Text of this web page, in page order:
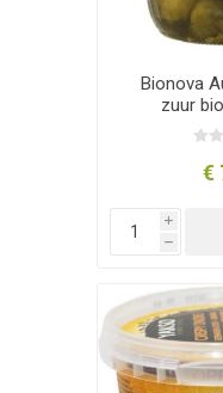
Bionova
zuur
€
i
h